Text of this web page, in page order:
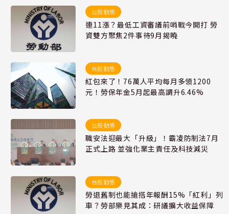
台股動態
連11漲？最低工資審議前哨戰今開打 勞
資雙方聚焦2件事待9月揭曉
台股動態
紅包來了！76萬人平均每月多領1200
元！勞保年金5月起最高調升6.46%
台股動態
職安法迎最大「升級」！霸凌防制法7月
正式上路 並強化業主責任及科技減災
台股動態
勞退舊制也能搶搭年報酬15%「紅利」列
車？勞部樂見其成：研議擴大收益保障